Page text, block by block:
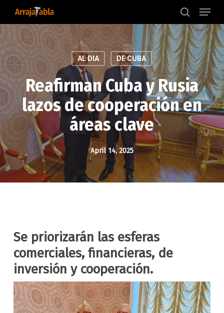
main
content
search
Menu
AL DIA DE CUBA
Reafirman Cuba y Rusia
lazos de cooperación en
áreas clave
April 14, 2025
Se priorizarán las esferas
comerciales, financieras, de
inversión y cooperación.